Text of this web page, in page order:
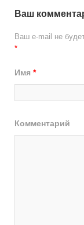
Ваш
Ваш e-mail не
*
Имя *
Комментарий